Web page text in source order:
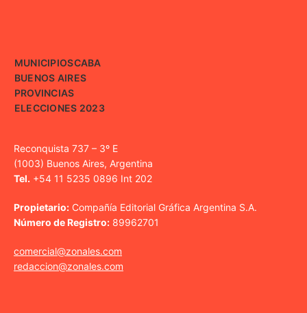
MUNICIPIOSCABA
BUENOS AIRES
PROVINCIAS
ELECCIONES 2023
Reconquista 737 – 3º E
(1003) Buenos Aires, Argentina
Tel. +54 11 5235 0896 Int 202
Propietario: Compañía Editorial Gráfica Argentina S.A.
Número de Registro: 89962701
comercial@zonales.com
redaccion@zonales.com